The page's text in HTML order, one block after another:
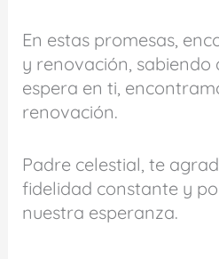
En estas promesas,
y renovación, sabiendo
espera en ti,
renovación.
Padre celestial, te
fidelidad constante y
nuestra esperanza.